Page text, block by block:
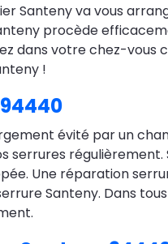
Santeny va vous
procède
dans votre chez-vous
!
évité par un
régulièrement.
Une réparation
Santeny. Dans